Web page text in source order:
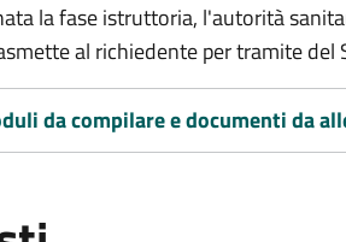
la fase istruttoria, l'autorità
al richiedente per tramite del
da compilare e documenti da